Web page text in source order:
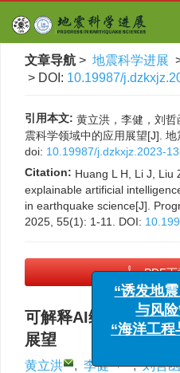
文章导航 > 地震科学进展
> DOI: 10.19987/
引用本文: 黄立洪，李健，刘
震科学领域中的应用展望[J].
doi: 10.19987/j.dzkxjz.2023-
Citation: Huang L H, Li J, Liu
explainable artificial
in earthquake science[J].
2025, 55(1): 1-11.
DOI:
PDF
可解释AI综述及其在
展望
黄立洪 , 李健 , , 刘哲函
“诱发地
与风
“海洋工